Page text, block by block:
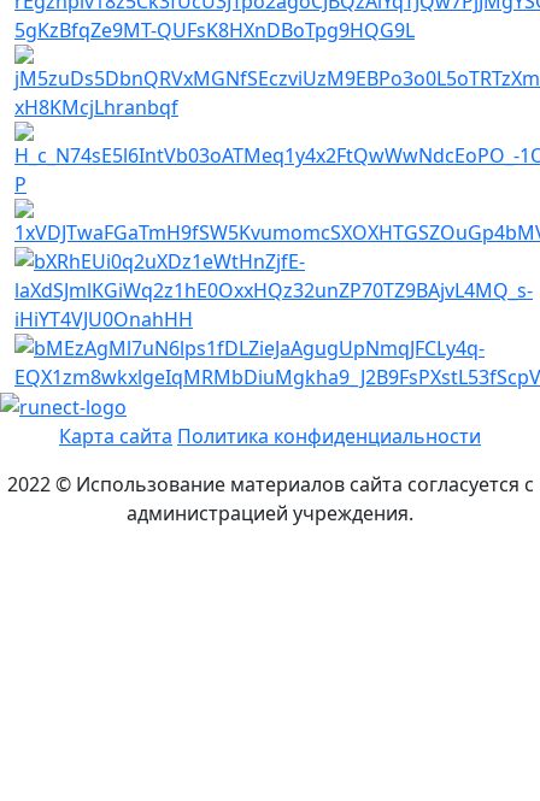
Карта сайта Политика конфиденциальности
2022 © Использование материалов сайта согласуется с
администрацией учреждения.